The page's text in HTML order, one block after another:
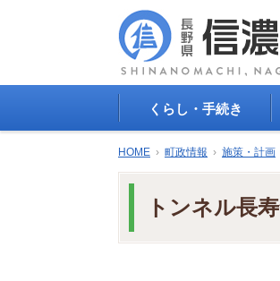
くらし・手続き
登録
年金・保険
HOME › 町政情報 › 施策・計画
トンネル長